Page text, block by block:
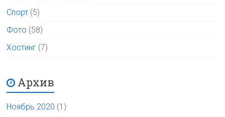
Спорт (5)
Фото (58)
Хостинг (7)
Архив
Ноябрь 2020 (1)